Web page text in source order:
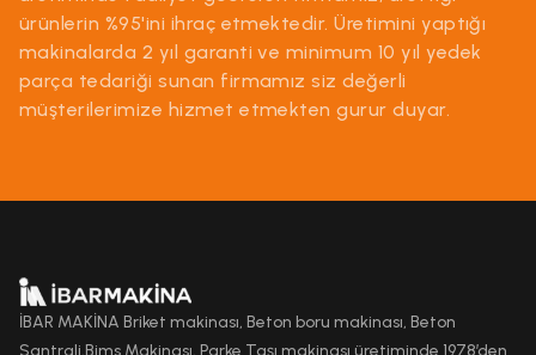
ürünlerin %95'ini ihraç etmektedir. Üretimini yaptığı
makinalarda 2 yıl garanti ve minimum 10 yıl yedek
parça tedariği sunan firmamız siz değerli
müşterilerimize hizmet etmekten gurur duyar.
İBAR MAKİNA Briket makinası, Beton boru makinası, Beton
Santrali,Bims Makinası, Parke Taşı makinası üretiminde 1978’den